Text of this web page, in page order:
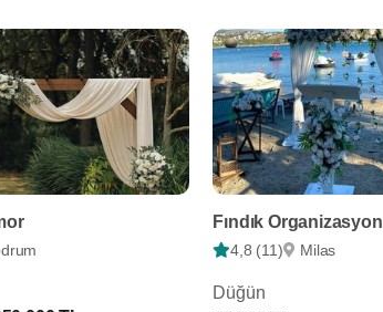
Fındık Organizasyon
4,8 (11) Milas
Düğün